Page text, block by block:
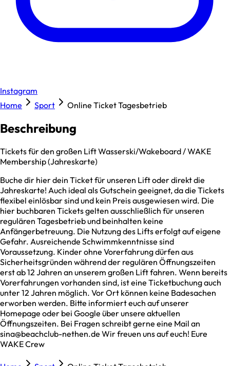
Instagram
Home
Sport Online Ticket Tagesbetrieb
Beschreibung
Tickets für den großen Lift Wasserski/Wakeboard / WAKE
Membership (Jahreskarte)
Buche dir hier dein Ticket für unseren Lift oder direkt die
Jahreskarte! Auch ideal als Gutschein geeignet, da die Tickets
flexibel einlösbar sind und kein Preis ausgewiesen wird. Die
hier buchbaren Tickets gelten ausschließlich für unseren
regulären Tagesbetrieb und beinhalten keine
Anfängerbetreuung. Die Nutzung des Lifts erfolgt auf eigene
Gefahr. Ausreichende Schwimmkenntnisse sind
Voraussetzung. Kinder ohne Vorerfahrung dürfen aus
Sicherheitsgründen während der regulären Öffnungszeiten
erst ab 12 Jahren an unserem großen Lift fahren. Wenn bereits
Vorerfahrungen vorhanden sind, ist eine Ticketbuchung auch
unter 12 Jahren möglich. Vor Ort können keine Badesachen
erworben werden. Bitte informiert euch auf unserer
Homepage oder bei Google über unsere aktuellen
Öffnungszeiten. Bei Fragen schreibt gerne eine Mail an
sina@beachclub-nethen.de Wir freuen uns auf euch! Eure
WAKE Crew